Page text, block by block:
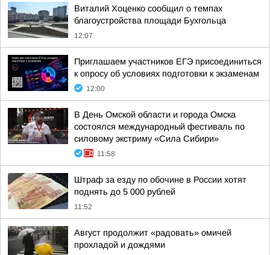
Виталий Хоценко сообщил о темпах
благоустройства площади Бухгольца
12:07
Приглашаем участников ЕГЭ присоединиться
к опросу об условиях подготовки к экзаменам
12:00
В День Омской области и города Омска
состоялся международный фестиваль по
силовому экстриму «Сила Сибири»
11:58
Штраф за езду по обочине в России хотят
поднять до 5 000 рублей
11:52
Август продолжит «радовать» омичей
прохладой и дождями